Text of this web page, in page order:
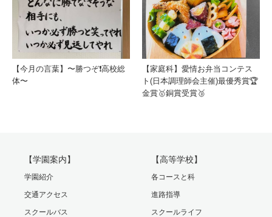
【今月の言葉】〜勝つぞ❗️高校総
体〜
【家庭科】愛情お弁当コンテス
ト(日本調理師会主催)最優秀賞🏆
金賞🥇銅賞受賞🥉
【学園案内】
学園紹介
交通アクセス
スクールバス
【高等学校】
各コースと科
進路指導
スクールライフ